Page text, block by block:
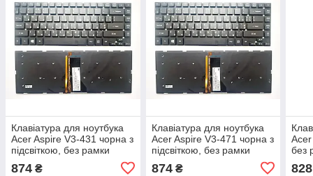
Клавіатура для ноутбука
Acer Aspire V3-431 чорна з
підсвіткою, без рамки
874 ₴
Клавіатура для ноутбука
Acer Aspire V3-471 чорна з
підсвіткою, без рамки
874₴
без
828